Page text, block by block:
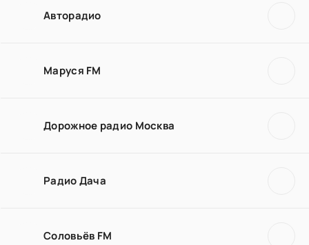
Авторадио
Маруся FM
Дорожное радио Москва
Радио Дача
Соловьёв FM